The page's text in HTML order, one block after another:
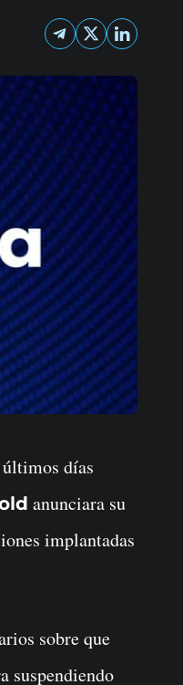
anunciara su
implantadas
sobre que
suspendiendo